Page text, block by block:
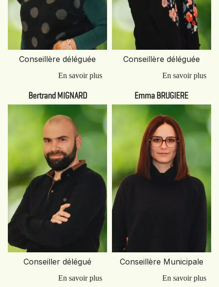
Conseillère déléguée Conseillère déléguée
Bertrand MIGNARD
Conseiller délégué
Emma BRUGIERE
Conseillère Municipale